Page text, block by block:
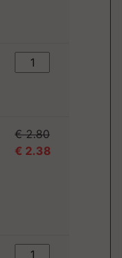
€ 2.80
€ 2.38